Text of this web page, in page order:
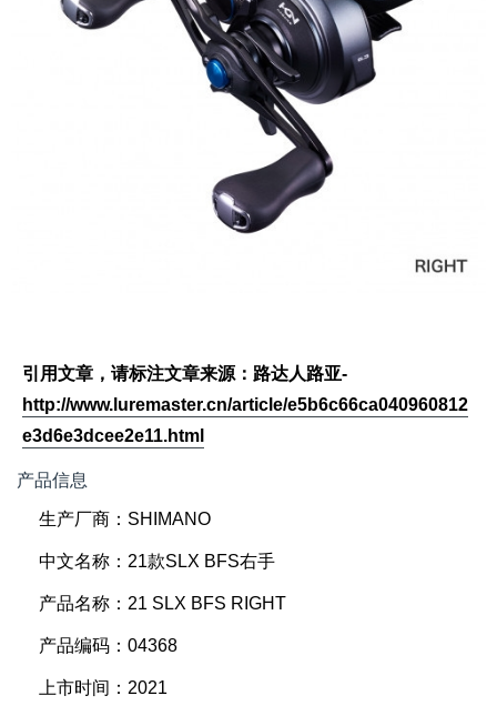
引用文章，请标注文章来源：路达人路亚-
http://www.luremaster.cn/article/e5b6c66ca040960812
e3d6e3dcee2e11.html
产品信息
生产厂商：SHIMANO
中文名称：21款SLX BFS右手
产品名称：21 SLX BFS RIGHT
产品编码：04368
上市时间：2021